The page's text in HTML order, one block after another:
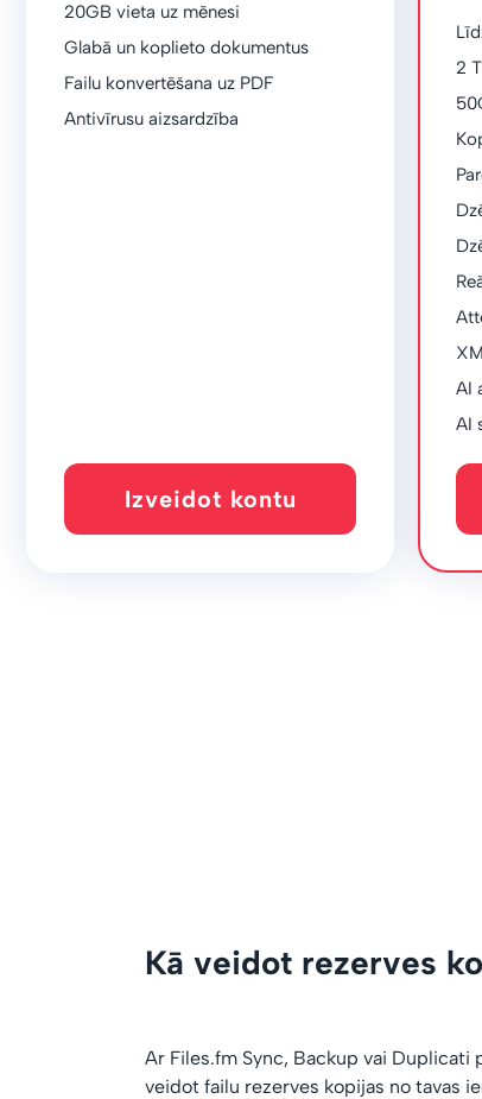
20GB vieta uz mēnesi
Glabā un koplieto dokumentus
Failu konvertēšana uz PDF
Antivīrusu aizsardzība
Izveidot kontu
2
AI
AI
Kā veidot rezerves
Ar Files.fm Sync, Backup vai Duplicati
veidot failu rezerves kopijas no tavas